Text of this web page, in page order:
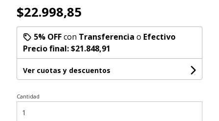
$22.998,85
5% OFFcon Transferencia o Efectivo
Precio final:$21.848,91
Ver cuotas y descuentos
Cantidad